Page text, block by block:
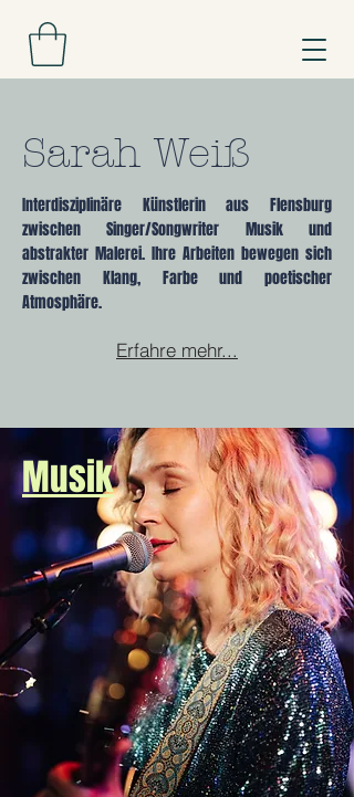
Sarah Weiß
Interdisziplinäre Künstlerin aus Flensburg
zwischen Singer/Songwriter Musik und
abstrakter Malerei. Ihre Arbeiten bewegen sich
zwischen Klang, Farbe und poetischer
Atmosphäre.
Erfahre mehr...
Musik